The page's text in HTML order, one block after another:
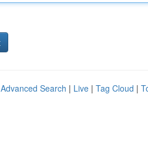
Advanced Search | Live | Tag Cloud |